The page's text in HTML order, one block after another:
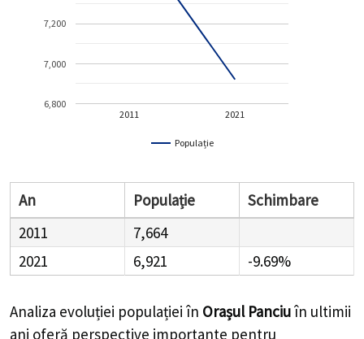
Populație
2011 2021
6,800
7,000
7,200
An Populație
Schimbare
2011
7,664
2021
6,921 -9.69%
Analiza evoluției populației în Orașul Panciuîn ultimii
ani oferă perspective importante pentru